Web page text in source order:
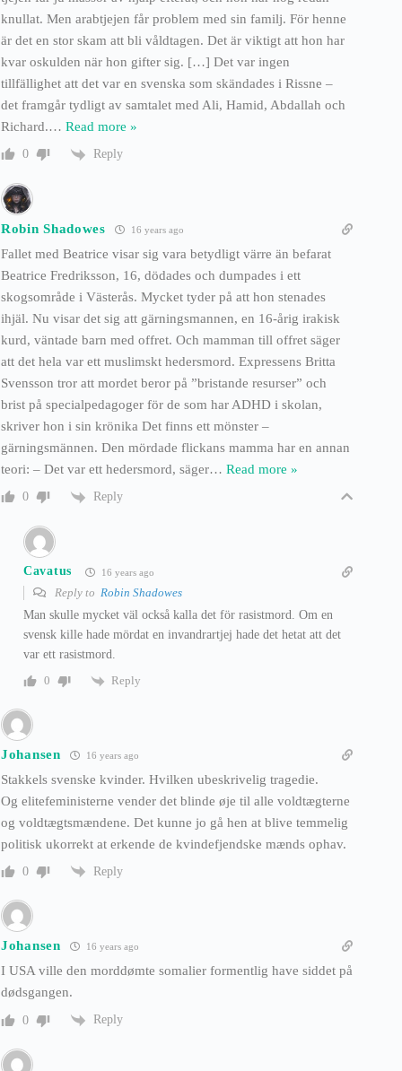
knullat. Men arabtjejen får problem med sin familj. För henne
är det en stor skam att bli våldtagen. Det är viktigt att hon har
kvar oskulden när hon gifter sig. […] Det var ingen
tillfällighet att det var en svenska som skändades i Rissne –
det framgår tydligt av samtalet med Ali, Hamid, Abdallah och
Richard.… Read more »
0 Reply
Robin Shadowes 16 years ago
Fallet med Beatrice visar sig vara betydligt värre än befarat
Beatrice Fredriksson, 16, dödades och dumpades i ett
skogsområde i Västerås. Mycket tyder på att hon stenades
ihjäl. Nu visar det sig att gärningsmannen, en 16-årig irakisk
kurd, väntade barn med offret. Och mamman till offret säger
att det hela var ett muslimskt hedersmord. Expressens Britta
Svensson tror att mordet beror på ”bristande resurser” och
brist på specialpedagoger för de som har ADHD i skolan,
skriver hon i sin krönika Det finns ett mönster –
gärningsmännen. Den mördade flickans mamma har en annan
teori: – Det var ett hedersmord, säger… Read more »
0 Reply
Cavatus 16 years ago
Reply to Robin Shadowes
Man skulle mycket väl också kalla det för rasistmord. Om en
svensk kille hade mördat en invandrartjej hade det hetat att det
var ett rasistmord.
0
Reply
Johansen 16 years ago
Stakkels svenske kvinder. Hvilken ubeskrivelig tragedie.
Og elitefeministerne vender det blinde øje til alle voldtægterne
og voldtægtsmændene. Det kunne jo gå hen at blive temmelig
politisk ukorrekt at erkende de kvindefjendske mænds ophav.
0 Reply
Johansen 16 years ago
I USA ville den morddømte somalier formentlig have siddet på
dødsgangen.
0 Reply